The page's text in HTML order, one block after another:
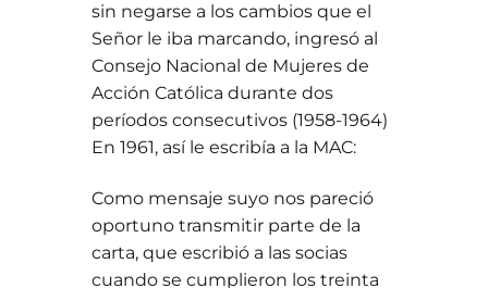
sin negarse a los cambios que el
Señor le iba marcando, ingresó al
Consejo Nacional de Mujeres de
Acción Católica durante dos
períodos consecutivos (1958-1964)
En 1961, así le escribía a la MAC:
Como mensaje suyo nos pareció
oportuno transmitir parte de la
carta, que escribió a las socias
cuando se cumplieron los treinta